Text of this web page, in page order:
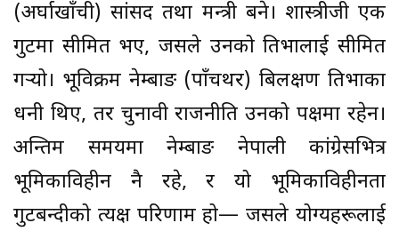
(अर्घाखाँची) सांसद तथा मन्त्री बने। शास्त्रीजी एक
गुटमा सीमित भए, जसले उनको प्रतिभालाई सीमित
गर्यो। भूविक्रम नेम्बाङ (पाँचथर) बिलक्षण प्रतिभाका
धनी थिए, तर चुनावी राजनीति उनको पक्षमा रहेन।
अन्तिम समयमा नेम्बाङ नेपाली कांग्रेसभित्र
भूमिकाविहीन नै रहे, र यो भूमिकाविहीनता
गुटबन्दीको प्रत्यक्ष परिणाम हो— जसले योग्यहरूलाई